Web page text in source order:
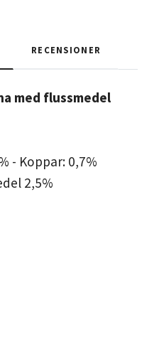
RECENSIONER
med flussmedel
- Koppar: 0,7%
2,5%